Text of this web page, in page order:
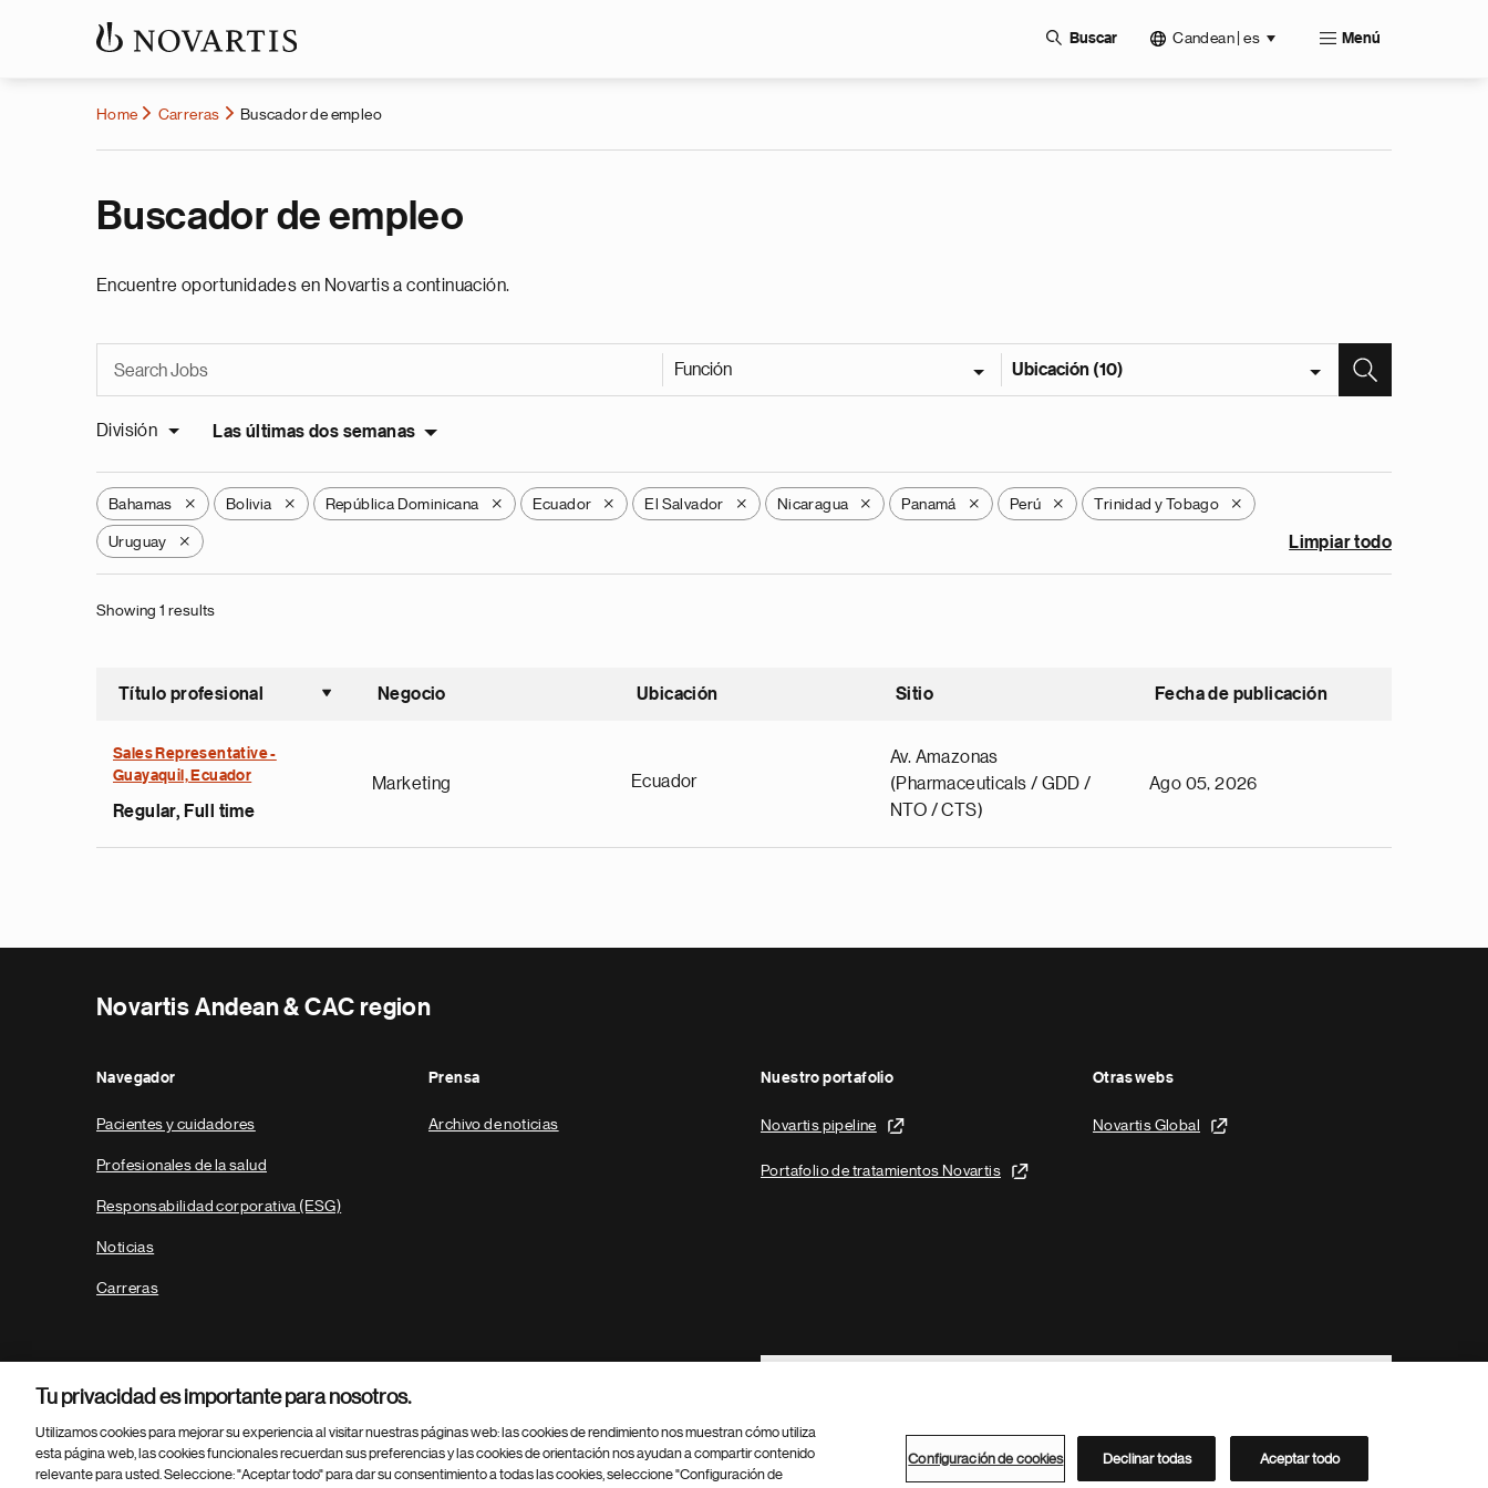
Buscar Candean | es Menú
Home Carreras Buscador de empleo
Buscador de empleo
Encuentre oportunidades en Novartis a continuación.
Función Ubicación (10)
División Las últimas dos semanas
Bahamas X Bolivia X República Dominicana X Ecuador X El Salvador X Nicaragua X Panamá X Perú X Trinidad y Tobago X
Uruguay X Limpiar todo
Showing 1 results
Título profesional
Ordenar ascendente
Negocio Ubicación Sitio Fecha de publicación
Sales Representative -
Guayaquil, Ecuador
Regular, Full time
Marketing Ecuador
Av. Amazonas
(Pharmaceuticals / GDD /
NTO / CTS)
Ago 05, 2026
Novartis Andean & CAC region
Navegador
Pacientes y cuidadores
Profesionales de la salud
Responsabilidad corporativa (ESG)
Noticias
Carreras
Prensa
Archivo de noticias
Nuestro portafolio
Novartis pipeline
Portafolio de tratamientos Novartis
Otras webs
Novartis Global
Footer Site Search
Parte
© 2026 Novartis AG Directorio de Novartis
Tu privacidad es importante para nosotros.
Utilizamos cookies para mejorar su experiencia al visitar nuestras páginas web: las cookies de rendimiento nos muestran cómo utiliza
esta página web, las cookies funcionales recuerdan sus preferencias y las cookies de orientación nos ayudan a compartir contenido
relevante para usted. Seleccione: "Aceptar todo" para dar su consentimiento a todas las cookies, seleccione "Configuración de
Configuración de cookies Declinar todas Aceptar todo